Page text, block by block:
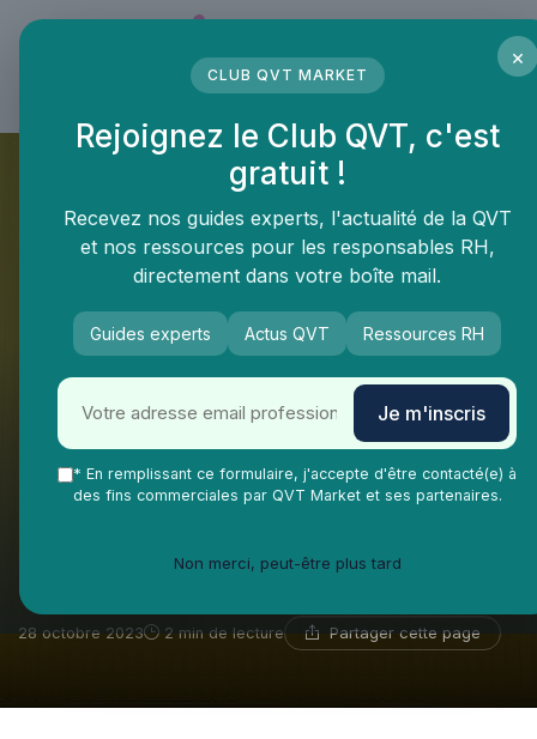
QVT Market Enjeux dans la QVT Gestion stress
5 stratégies innovantes pour
réduire le stress en milieu
Responsable QVT!
28 octobre 2023 2 min de lecture Partager cette page
×
CLUB QVT MARKET
Rejoignez le Club QVT, c'est
gratuit !
Recevez nos guides experts, l'actualité de la QVT
et nos ressources pour les responsables RH,
directement dans votre boîte mail.
Guides experts Actus QVT Ressources RH
Je m'inscris
* En remplissant ce formulaire, j'accepte d'être contacté(e) à
des fins commerciales par QVT Market et ses partenaires.
Non merci, peut-être plus tard
Panneau de gestion des cookies